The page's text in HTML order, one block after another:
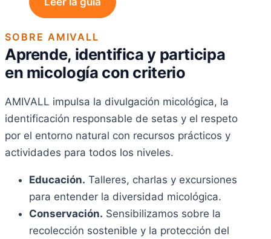
SOBRE AMIVALL
Aprende, identifica y participa
en micología con criterio
AMIVALL impulsa la divulgación micológica, la
identificación responsable de setas y el respeto
por el entorno natural con recursos prácticos y
actividades para todos los niveles.
Educación. Talleres, charlas y excursiones
para entender la diversidad micológica.
Conservación. Sensibilizamos sobre la
recolección sostenible y la protección del